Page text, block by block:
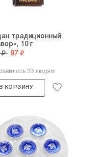
традиционный
10 г
₽ 97 ₽
33 людям
В КОРЗИНУ